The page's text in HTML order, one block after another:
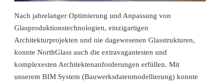
Nach jahrelanger Optimierung und Anpassung von
Glasproduktionstechnologien, einzigartigen
Architekturprojekten und nie dagewesenen Glasstrukturen,
konnte NorthGlass auch die extravagantesten und
komplexesten Architektenanforderungen erfüllen. Mit
unserem BIM System (Bauwerksdatenmodellierung) konnte